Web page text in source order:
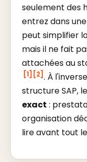
seulement des
entrez dans une
peut simplifier
mais il ne fait
attachées au
[1] [2] . À
structure SAP,
exact :
organisation
lire avant tout